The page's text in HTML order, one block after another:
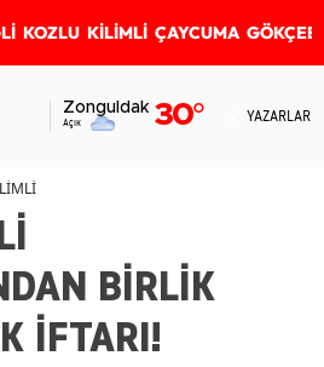
KOZLU KİLİMLİ ÇAYCUMA
Zonguldak
Açık 30° YAZARLAR
BİRLİK
İFTARI!